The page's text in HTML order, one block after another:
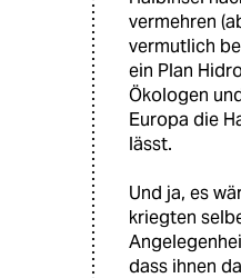
vermehren
vermutlich
ein Plan
Ökologen
Europa die
lässt.
Und ja, es
kriegten
dass ihnen